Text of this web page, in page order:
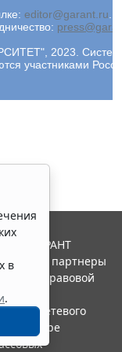
editor@garant.ru
2023. Система
участниками
в
.
ГАРАНТ
и ее партнеры
правовой
сетевого
в сфере